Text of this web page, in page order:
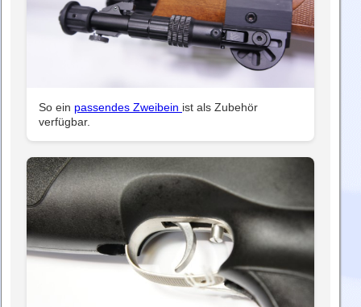
So ein passendes Zweibein ist als Zubehör
verfügbar.